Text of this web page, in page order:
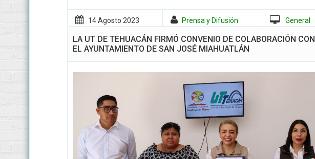
14 Agosto 2023 Prensa y Difusión General
LA UT DE TEHUACÁN FIRMÓ CONVENIO DE COLABORACIÓN CON
EL AYUNTAMIENTO DE SAN JOSÉ MIAHUATLÁN